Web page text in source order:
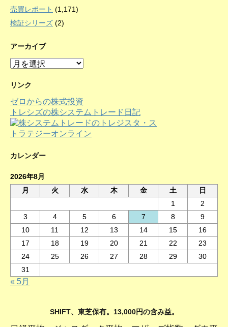
売買レポート (1,171)
検証シリーズ (2)
アーカイブ
ア
カ
ブ
リンク
ゼロからの株式投資
トレシズの株システムトレード日記
カレンダー
2026年8月
月
火 水 木 金 土
日
1
2
3
4 5 6 7 8
9
10
11 12 13 14 15
16
17
18 19 20 21 22
23
24
25 26 27 28 29
30
31
« 5月
SHIFT、東芝保有。13,000円の含み益。